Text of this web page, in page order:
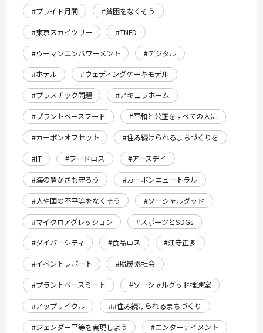
#プライド月間
#貧困をなくそう
#東京スカイツリー
#TNFD
#ウーマンエンパワーメント
#デジタル
#ホテル
#ウェディングケーキモデル
#プラスチック問題
#アキュラホーム
#プラントベースフード
#平和と公正をすべての人に
#カーボンオフセット
#住み続けられるまちづくりを
#IT
#フードロス
#アースデイ
#海の豊かさも守ろう
#カーボンニュートラル
#人や国の不平等をなくそう
#ソーシャルグッド
#マイクロアグレッション
#スポーツとSDGs
#ダイバーシティ
#食品ロス
#江守正多
#イベントレポート
#脱炭素社会
#プラントベースミート
#ソーシャルグッド推進室
#アップサイクル
##住み続けられるまちづくり
#ジェンダー平等を実現しよう
#エンターテイメント